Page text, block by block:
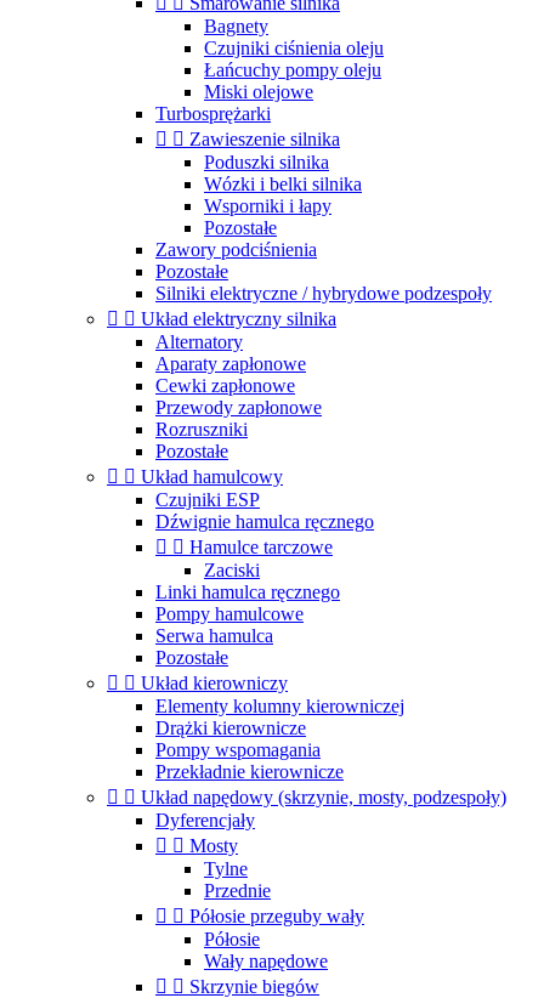
Bagnety
Czujniki ciśnienia oleju
Łańcuchy pompy oleju
Miski olejowe
Turbosprężarki
  Zawieszenie silnika
Poduszki silnika
Wózki i belki silnika
Wsporniki i łapy
Pozostałe
Zawory podciśnienia
Pozostałe
Silniki elektryczne / hybrydowe podzespoły
  Układ elektryczny silnika
Alternatory
Aparaty zapłonowe
Cewki zapłonowe
Przewody zapłonowe
Rozruszniki
Pozostałe
  Układ hamulcowy
Czujniki ESP
Dźwignie hamulca ręcznego
  Hamulce tarczowe
Zaciski
Linki hamulca ręcznego
Pompy hamulcowe
Serwa hamulca
Pozostałe
  Układ kierowniczy
Elementy kolumny kierowniczej
Drążki kierownicze
Pompy wspomagania
Przekładnie kierownicze
  Układ napędowy (skrzynie, mosty, podzespoły)
Dyferencjały
  Mosty
Tylne
Przednie
  Półosie przeguby wały
Półosie
Wały napędowe
  Skrzynie biegów